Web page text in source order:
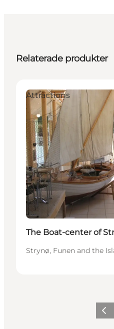
Relaterade produkter
Attractions
The Boat-center of
Strynø, Funen and the